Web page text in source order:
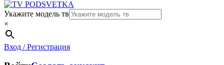
Укажите модель тв
×
Вход / Регистрация